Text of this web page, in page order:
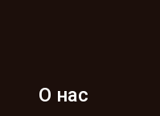
О нас